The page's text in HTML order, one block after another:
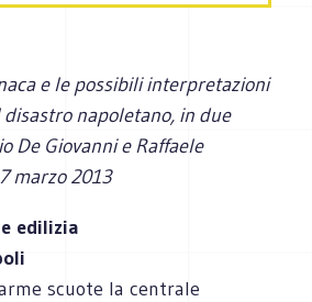
e le possibili interpretazioni
napoletano, in due
De Giovanni e Raffaele
marzo 2013
edilizia
scuote la centrale